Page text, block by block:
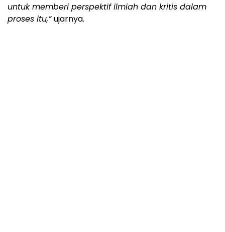
untuk memberi perspektif ilmiah dan kritis dalam
proses itu,”ujarnya.